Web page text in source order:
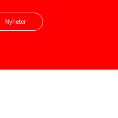
Nyheter